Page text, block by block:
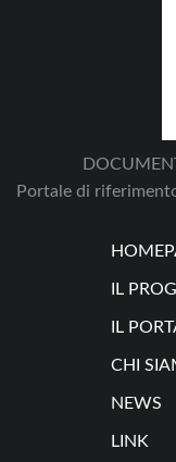
Portale di
IL
IL
CHI
NEWS
LINK